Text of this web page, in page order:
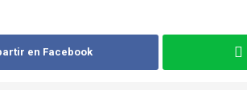
en Facebook